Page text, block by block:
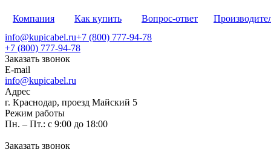
Компания Как купить Вопрос-ответ
info@kupicabel.ru+7 (800) 777-94-78
+7 (800) 777-94-78
Заказать звонок
E-mail
info@kupicabel.ru
Адрес
г. Краснодар, проезд Майский 5
Режим работы
Пн. – Пт.: с 9:00 до 18:00
Заказать звонок